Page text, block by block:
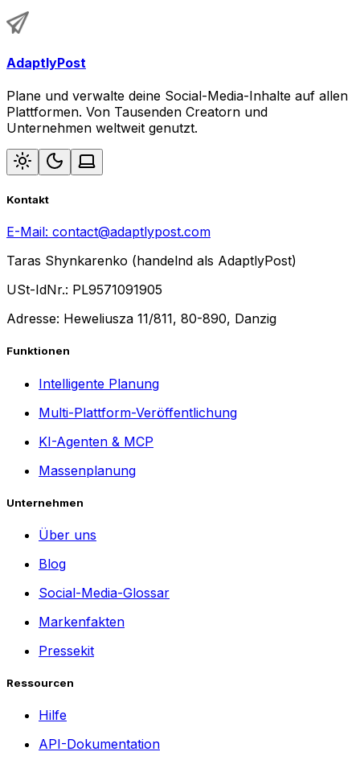
AdaptlyPost
Plane und verwalte deine Social-Media-Inhalte auf allen
Plattformen. Von Tausenden Creatorn und
Unternehmen weltweit genutzt.
Kontakt
E-Mail: contact@adaptlypost.com
Taras Shynkarenko (handelnd als AdaptlyPost)
USt-IdNr.: PL9571091905
Adresse: Heweliusza 11/811, 80-890, Danzig
Funktionen
Intelligente Planung
Multi-Plattform-Veröffentlichung
KI-Agenten & MCP
Massenplanung
Unternehmen
Über uns
Blog
Social-Media-Glossar
Markenfakten
Pressekit
Ressourcen
Hilfe
API-Dokumentation